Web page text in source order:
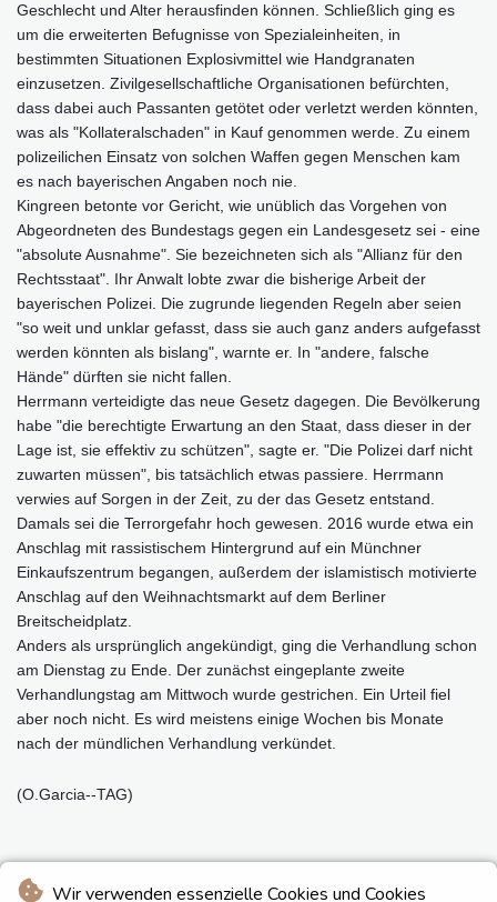
Wir verwenden essenzielle Cookies und Cookies
Geschlecht und Alter herausfinden können. Schließlich ging es
um die erweiterten Befugnisse von Spezialeinheiten, in
bestimmten Situationen Explosivmittel wie Handgranaten
einzusetzen. Zivilgesellschaftliche Organisationen befürchten,
dass dabei auch Passanten getötet oder verletzt werden könnten,
was als "Kollateralschaden" in Kauf genommen werde. Zu einem
polizeilichen Einsatz von solchen Waffen gegen Menschen kam
es nach bayerischen Angaben noch nie.
Kingreen betonte vor Gericht, wie unüblich das Vorgehen von
Abgeordneten des Bundestags gegen ein Landesgesetz sei - eine
"absolute Ausnahme". Sie bezeichneten sich als "Allianz für den
Rechtsstaat". Ihr Anwalt lobte zwar die bisherige Arbeit der
bayerischen Polizei. Die zugrunde liegenden Regeln aber seien
"so weit und unklar gefasst, dass sie auch ganz anders aufgefasst
werden könnten als bislang", warnte er. In "andere, falsche
Hände" dürften sie nicht fallen.
Herrmann verteidigte das neue Gesetz dagegen. Die Bevölkerung
habe "die berechtigte Erwartung an den Staat, dass dieser in der
Lage ist, sie effektiv zu schützen", sagte er. "Die Polizei darf nicht
zuwarten müssen", bis tatsächlich etwas passiere. Herrmann
verwies auf Sorgen in der Zeit, zu der das Gesetz entstand.
Damals sei die Terrorgefahr hoch gewesen. 2016 wurde etwa ein
Anschlag mit rassistischem Hintergrund auf ein Münchner
Einkaufszentrum begangen, außerdem der islamistisch motivierte
Anschlag auf den Weihnachtsmarkt auf dem Berliner
Breitscheidplatz.
Anders als ursprünglich angekündigt, ging die Verhandlung schon
am Dienstag zu Ende. Der zunächst eingeplante zweite
Verhandlungstag am Mittwoch wurde gestrichen. Ein Urteil fiel
aber noch nicht. Es wird meistens einige Wochen bis Monate
nach der mündlichen Verhandlung verkündet.
(O.Garcia--TAG)